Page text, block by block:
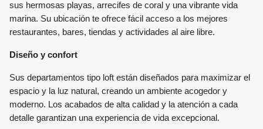
sus hermosas playas, arrecifes de coral y una vibrante vida
marina. Su ubicación te ofrece fácil acceso a los mejores
restaurantes, bares, tiendas y actividades al aire libre.
Diseño y confort
Sus departamentos tipo loft están diseñados para maximizar el
espacio y la luz natural, creando un ambiente acogedor y
moderno. Los acabados de alta calidad y la atención a cada
detalle garantizan una experiencia de vida excepcional.